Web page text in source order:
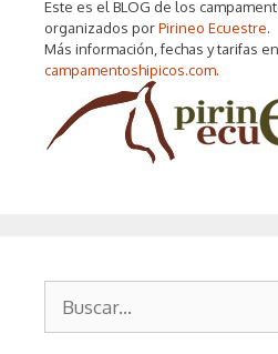
Este es el BLOG de los
organizados porPirineo Ecuestre.
Más información, fechas y tarifas
campamentoshipicos.com.